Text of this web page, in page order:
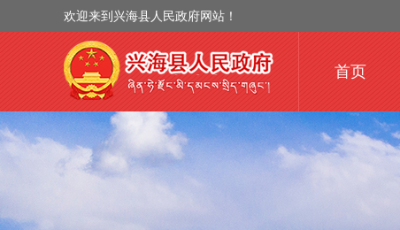
欢迎来到兴海县人民政府网站！
首页